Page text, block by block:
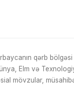
qərb
Elm və
mövzular,